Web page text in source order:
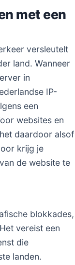
met een
versleutelt
land. Wanneer
in
IP-
een
websites en
daardoor alsof
krijg je
de website te
blokkades,
vereist een
die
landen.